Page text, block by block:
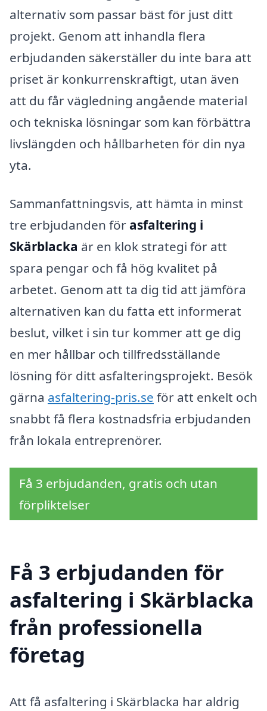
alternativ som passar bäst för just ditt
projekt. Genom att inhandla flera
erbjudanden säkerställer du inte bara att
priset är konkurrenskraftigt, utan även
att du får vägledning angående material
och tekniska lösningar som kan förbättra
livslängden och hållbarheten för din nya
yta.
Sammanfattningsvis, att hämta in minst
tre erbjudanden för asfaltering i
Skärblacka är en klok strategi för att
spara pengar och få hög kvalitet på
arbetet. Genom att ta dig tid att jämföra
alternativen kan du fatta ett informerat
beslut, vilket i sin tur kommer att ge dig
en mer hållbar och tillfredsställande
lösning för ditt asfalteringsprojekt. Besök
gärna asfaltering-pris.se för att enkelt och
snabbt få flera kostnadsfria erbjudanden
från lokala entreprenörer.
Få 3 erbjudanden, gratis och utan
förpliktelser
Få 3 erbjudanden för
asfaltering i Skärblacka
från professionella
företag
Att få asfaltering i Skärblacka har aldrig